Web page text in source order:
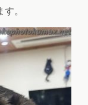
。